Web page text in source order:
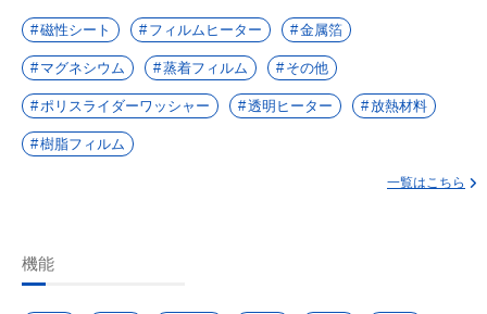
磁性シート フィルムヒーター 金属箔
マグネシウム 蒸着フィルム その他
ポリスライダーワッシャー 透明ヒーター 放熱材料
樹脂フィルム
一覧はこちら
機能